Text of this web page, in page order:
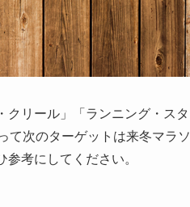
クリール」「ランニング・ス
て次のターゲットは来冬マラ
考にしてください。